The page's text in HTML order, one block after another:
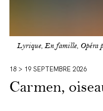
Lyrique, En famille, Opéra
18 > 19 SEPTEMBRE 2026
Carmen,